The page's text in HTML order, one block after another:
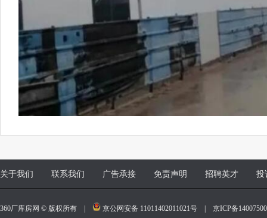
关于我们 联系我们 广告承接 免责声明 招聘英才 投
360厂库房网 © 版权所有 | 京公网安备 11011402011021号
京ICP备